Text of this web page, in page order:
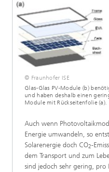
© Fraunhofer ISE
Glas-Glas PV-Module (b)
und haben deshalb einen
Module mit Rückseitenfolie (a).
Auch wenn
Energie umwandeln, so
Solarenergie doch CO2-
dem Transport und zum
sind jedoch sehr gering,